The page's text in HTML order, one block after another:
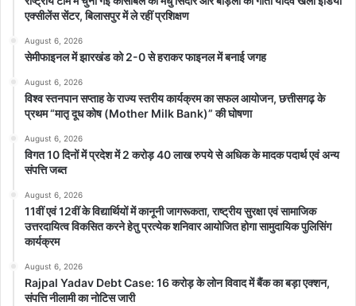
एक्सीलेंस सेंटर, बिलासपुर में ले रहीं प्रशिक्षण
August 6, 2026
सेमीफाइनल में झारखंड को 2-0 से हराकर फाइनल में बनाई जगह
August 6, 2026
विश्व स्तनपान सप्ताह के राज्य स्तरीय कार्यक्रम का सफल आयोजन, छत्तीसगढ़ के
प्रथम “मातृ दूध कोष (Mother Milk Bank)” की घोषणा
August 6, 2026
विगत 10 दिनों में प्रदेश में 2 करोड़ 40 लाख रुपये से अधिक के मादक पदार्थ एवं अन्य
संपत्ति जब्त
August 6, 2026
11वीं एवं 12वीं के विद्यार्थियों में कानूनी जागरूकता, राष्ट्रीय सुरक्षा एवं सामाजिक
उत्तरदायित्व विकसित करने हेतु प्रत्येक शनिवार आयोजित होगा सामुदायिक पुलिसिंग
कार्यक्रम
August 6, 2026
Rajpal Yadav Debt Case: 16 करोड़ के लोन विवाद में बैंक का बड़ा एक्शन,
संपत्ति नीलामी का नोटिस जारी